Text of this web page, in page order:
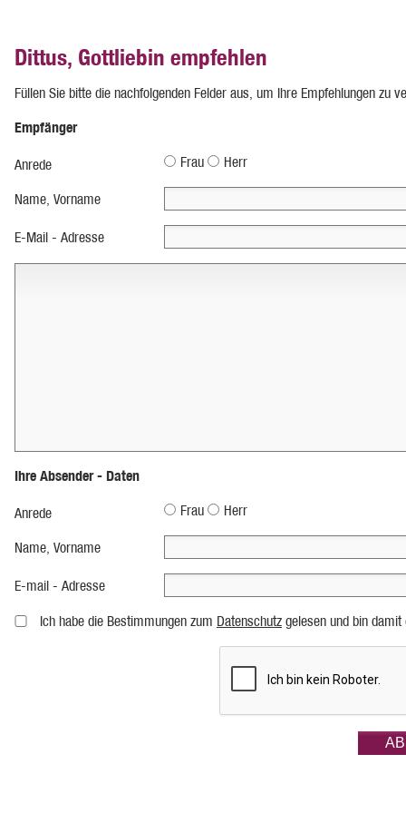
Dittus, Gottliebin empfehlen
Füllen Sie bitte die nachfolgenden Felder aus, um Ihre Empfehlungen zu
Empfänger
Anrede Frau Herr
Name, Vorname
E-Mail - Adresse
Ihre Absender - Daten
Anrede Frau Herr
Name, Vorname
E-mail - Adresse
Ich habe die Bestimmungen zum Datenschutz gelesen und bin